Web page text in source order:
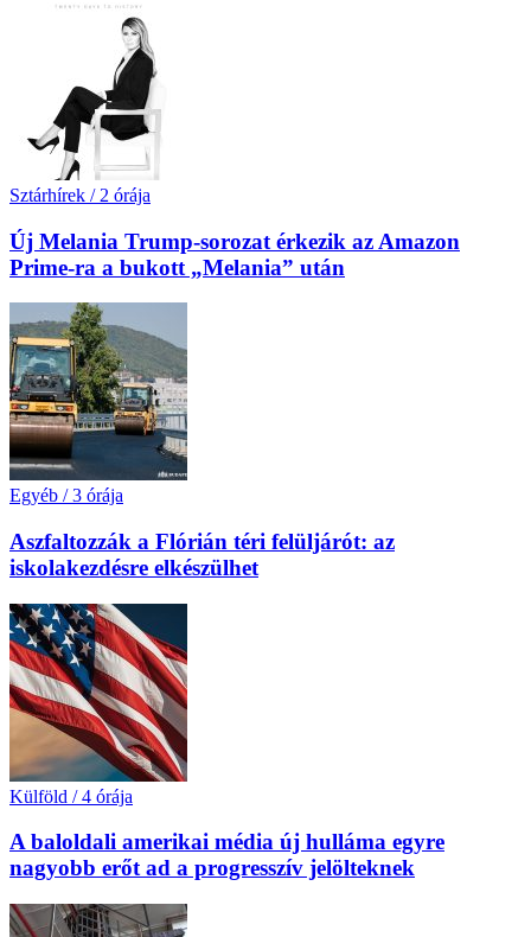
Sztárhírek / 2 órája
Új Melania Trump-sorozat érkezik az Amazon
Prime-ra a bukott „Melania” után
Egyéb / 3 órája
Aszfaltozzák a Flórián téri felüljárót: az
iskolakezdésre elkészülhet
Külföld / 4 órája
A baloldali amerikai média új hulláma egyre
nagyobb erőt ad a progresszív jelölteknek